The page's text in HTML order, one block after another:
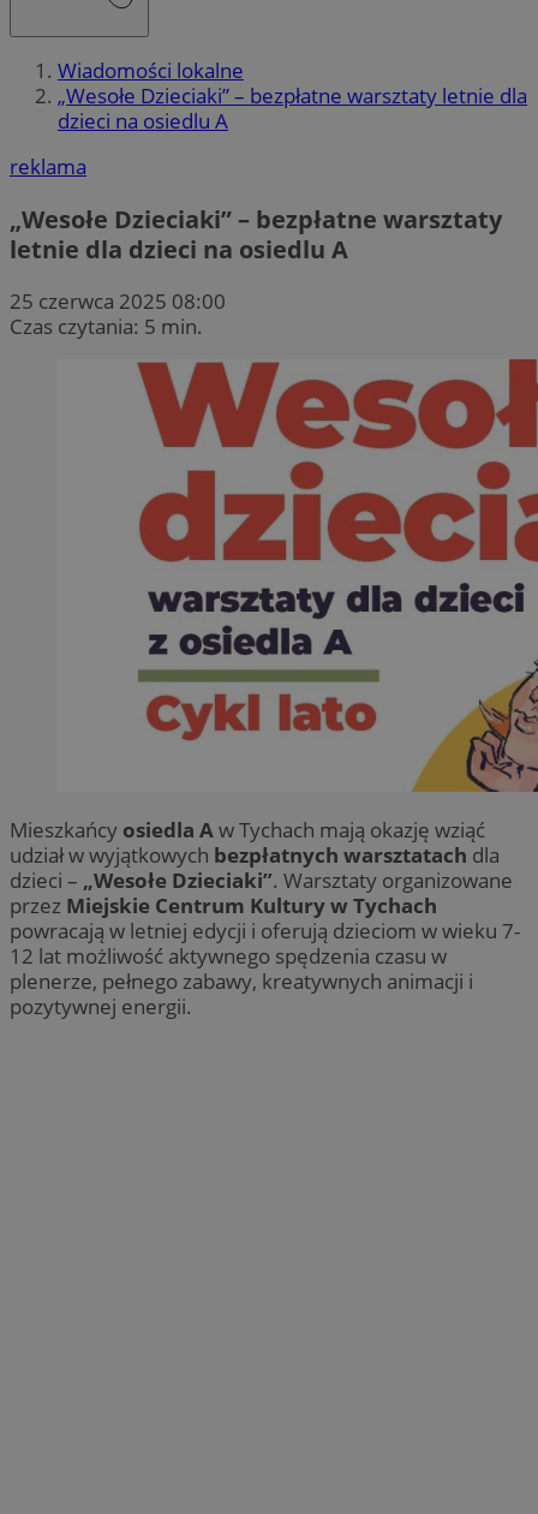
Wiadomości lokalne
„Wesołe Dzieciaki” – bezpłatne warsztaty letnie dla
dzieci na osiedlu A
reklama
„Wesołe Dzieciaki” – bezpłatne warsztaty
letnie dla dzieci na osiedlu A
25 czerwca 2025 08:00
Czas czytania: 5 min.
Mieszkańcy osiedla Aw Tychach mają okazję wziąć
udział w wyjątkowych bezpłatnych warsztatach dla
dzieci – „Wesołe Dzieciaki”. Warsztaty organizowane
przez Miejskie Centrum Kultury w Tychach
powracają w letniej edycji i oferują dzieciom w wieku 7-
12 lat możliwość aktywnego spędzenia czasu w
plenerze, pełnego zabawy, kreatywnych animacji i
pozytywnej energii.